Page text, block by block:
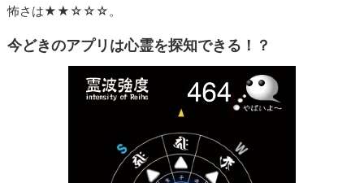
怖さは★★☆☆☆。
今どきのアプリは心霊を探知できる！？